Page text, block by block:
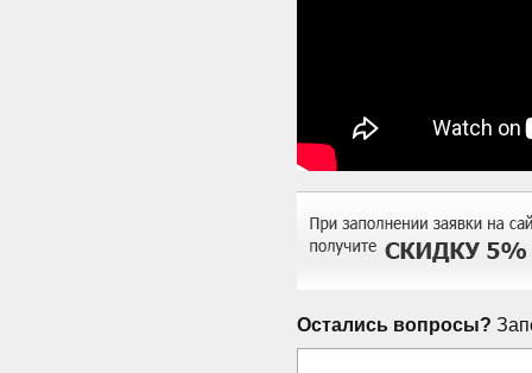
Остались вопросы?